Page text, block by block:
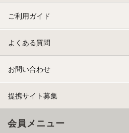
ご利用ガイド
よくある質問
お問い合わせ
提携サイト募集
会員メニュー